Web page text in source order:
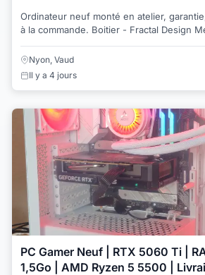
Ordinateur neuf monté en atelier,
à la commande. Boitier - Fractal Design Meshify C Carte Mère
Nyon, Vaud
Il y a 4 jours
PC Gamer Neuf | RTX 5060 Ti |
1,5Go | AMD Ryzen 5 5500 |